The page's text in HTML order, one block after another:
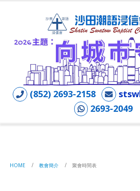
(852) 2693-2158
2693-2049
HOME 教會簡介 聚會時間表